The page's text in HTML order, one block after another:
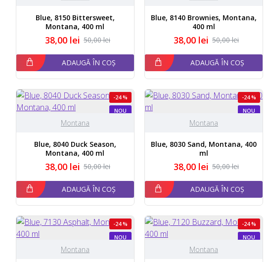
Blue, 8150 Bittersweet,
Montana, 400 ml
38,00 lei 50,00 lei
ADAUGĂ ÎN COȘ
Blue, 8140 Brownies, Montana,
400 ml
38,00 lei 50,00 lei
ADAUGĂ ÎN COȘ
NOU
-24 %
Montana
Blue, 8040 Duck Season,
Montana, 400 ml
38,00 lei 50,00 lei
ADAUGĂ ÎN COȘ
NOU
-24 %
Montana
Blue, 8030 Sand, Montana, 400
ml
38,00 lei 50,00 lei
ADAUGĂ ÎN COȘ
NOU
-24 %
Montana
NOU
-24 %
Montana